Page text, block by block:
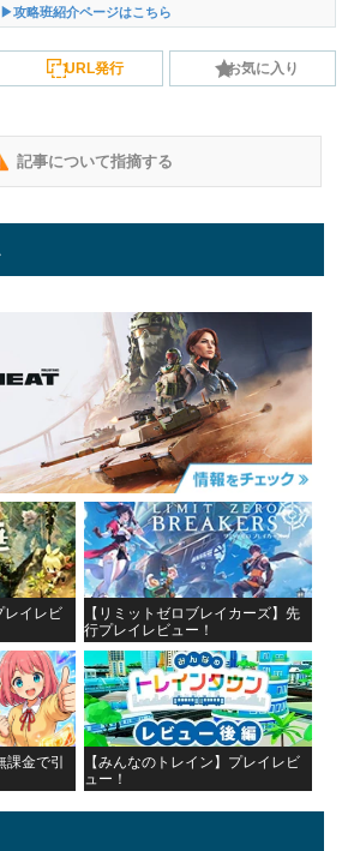
▶攻略班紹介ページはこちら
URL発行 お気に入り
記事について指摘する
レイレビ
【リミットゼロブレイカーズ】先
行プレイレビュー！
課金で引
【みんなのトレイン】プレイレビ
ュー！